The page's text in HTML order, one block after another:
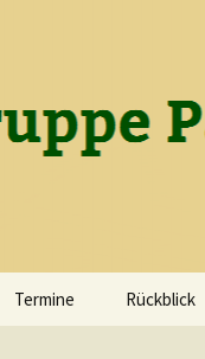
Termine Rückblick